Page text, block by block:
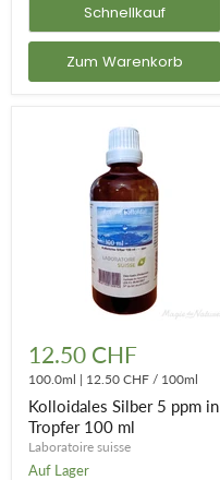
Schnellkauf
Zum Warenkorb
Silber
5
ppm
in
Tropfer
100
ml
12.50 CHF
100.0ml | 12.50 CHF / 100ml
Kolloidales Silber 5 ppm in
Tropfer 100 ml
Laboratoire suisse
Auf Lager